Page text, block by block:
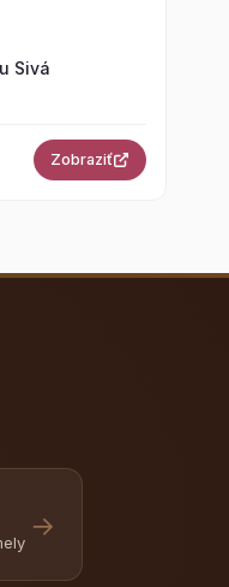
Sivá
Zobraziť
→